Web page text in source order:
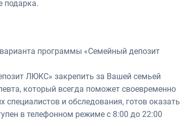
подарка.
программы «Семейный депозит
ЛЮКС» закрепить за Вашей семьей
который всегда поможет своевременно
и обследования, готов оказать
в телефонном режиме с 8:00 до 22:00